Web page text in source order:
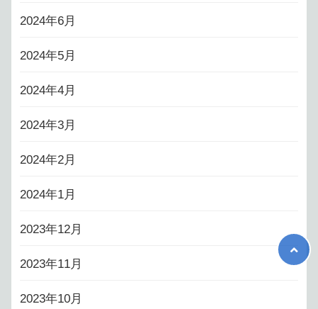
2024年6月
2024年5月
2024年4月
2024年3月
2024年2月
2024年1月
2023年12月
2023年11月
2023年10月